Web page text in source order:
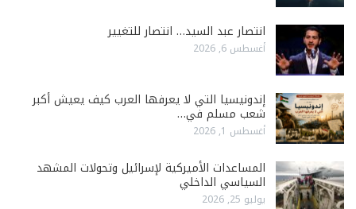
انتصار عبد السيد… انتصار للتغيير
أغسطس 6, 2026
إندونيسيا التي لا يعرفها العرب كيف يعيش أكبر
شعب مسلم في…
أغسطس 1, 2026
المساعدات الأميركية لإسرائيل وتحولات المشهد
السياسي الداخلي
يوليو 25, 2026